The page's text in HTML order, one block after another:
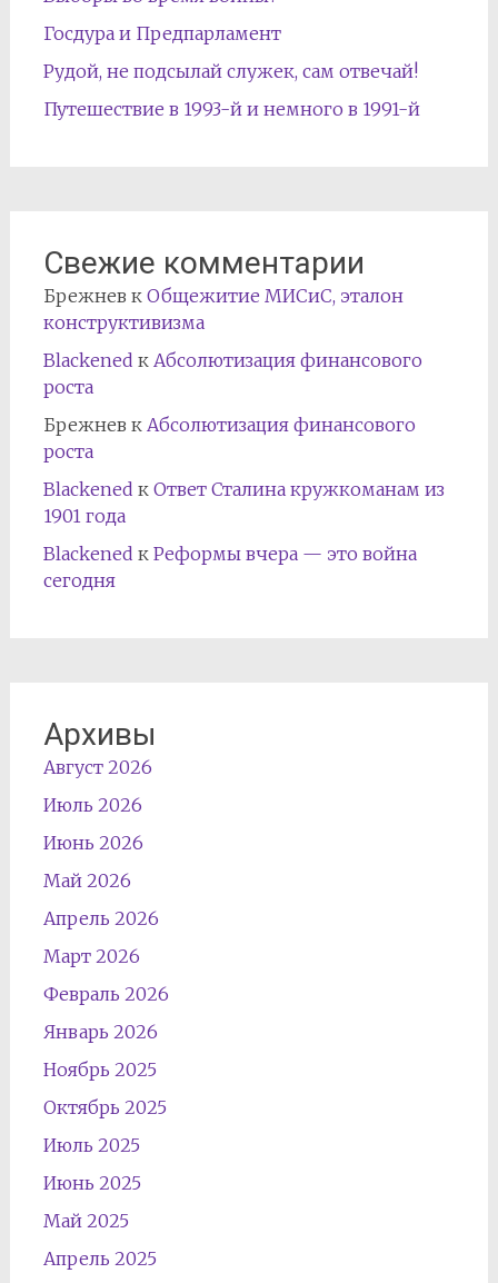
Госдура и Предпарламент
Рудой, не подсылай служек, сам отвечай!
Путешествие в 1993-й и немного в 1991-й
Свежие комментарии
Брежнев к Общежитие МИСиС, эталон
конструктивизма
Blackened к Абсолютизация финансового
роста
Брежнев к Абсолютизация финансового
роста
Blackened к Ответ Сталина кружкоманам из
1901 года
Blackened к Реформы вчера — это война
сегодня
Архивы
Август 2026
Июль 2026
Июнь 2026
Май 2026
Апрель 2026
Март 2026
Февраль 2026
Январь 2026
Ноябрь 2025
Октябрь 2025
Июль 2025
Июнь 2025
Май 2025
Апрель 2025